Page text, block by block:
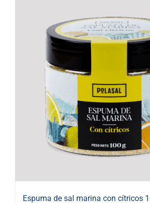
Espuma de sal marina con cítricos